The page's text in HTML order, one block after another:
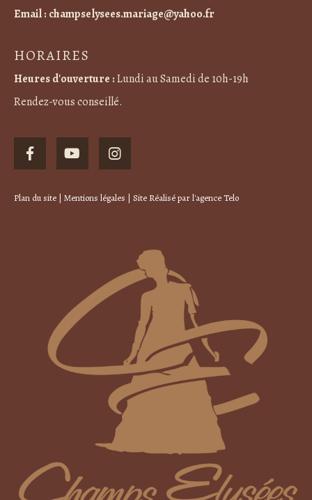
Email : champselysees.mariage@yahoo.fr
HORAIRES
Heures d'ouverture :Lundi au Samedi de 10h-19h
Rendez-vous conseillé.
Plan du site | Mentions légales | Site Réalisé parl'agence Telo